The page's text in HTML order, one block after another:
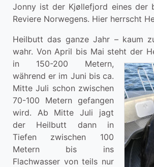
Jonny ist der Kjøllefjord eines der
Reviere Norwegens. Hier herrscht
Heilbutt das ganze Jahr – kaum
wahr. Von April bis Mai steht der
in 150-200 Metern,
während er im Juni bis ca.
Mitte Juli schon zwischen
70-100 Metern gefangen
wird. Ab Mitte Juli jagt
der Heilbutt dann in
Tiefen zwischen 100
Metern bis ins
Flachwasser von teils nur